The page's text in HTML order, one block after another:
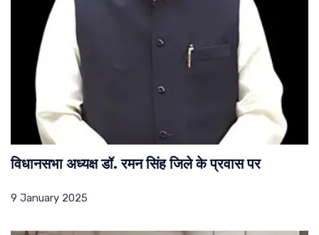
विधानसभा अध्यक्ष डॉ. रमन सिंह जिले के प्रवास पर
9 January 2025